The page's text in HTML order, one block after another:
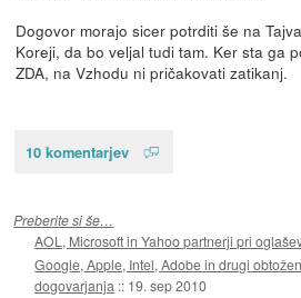
Dogovor morajo sicer potrditi še na
Koreji, da bo veljal tudi tam. Ker sta ga
ZDA, na Vzhodu ni pričakovati zatikanj.
10 komentarjev
Preberite si še…
AOL, Microsoft in Yahoo partnerji pri
Google, Apple, Intel, Adobe in drugi
dogovarjanja :: 19. sep 2010